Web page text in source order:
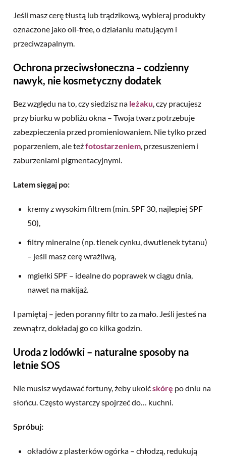
Jeśli masz cerę tłustą lub trądzikową, wybieraj produkty
oznaczone jako oil-free, o działaniu matującym i
przeciwzapalnym.
Ochrona przeciwsłoneczna – codzienny
nawyk, nie kosmetyczny dodatek
Bez względu na to, czy siedzisz na leżaku, czy pracujesz
przy biurku w pobliżu okna – Twoja twarz potrzebuje
zabezpieczenia przed promieniowaniem. Nie tylko przed
poparzeniem, ale teżfotostarzeniem, przesuszeniem i
zaburzeniami pigmentacyjnymi.
Latem sięgaj po:
kremy z wysokim filtrem (min. SPF 30, najlepiej SPF
50),
filtry mineralne (np. tlenek cynku, dwutlenek tytanu)
– jeśli masz cerę wrażliwą,
mgiełki SPF – idealne do poprawek w ciągu dnia,
nawet na makijaż.
I pamiętaj – jeden poranny filtr to za mało. Jeśli jesteś na
zewnątrz, dokładaj go co kilka godzin.
Uroda z lodówki – naturalne sposoby na
letnie SOS
Nie musisz wydawać fortuny, żeby ukoićskórę po dniu na
słońcu. Często wystarczy spojrzeć do… kuchni.
Spróbuj:
okładów z plasterków ogórka – chłodzą, redukują